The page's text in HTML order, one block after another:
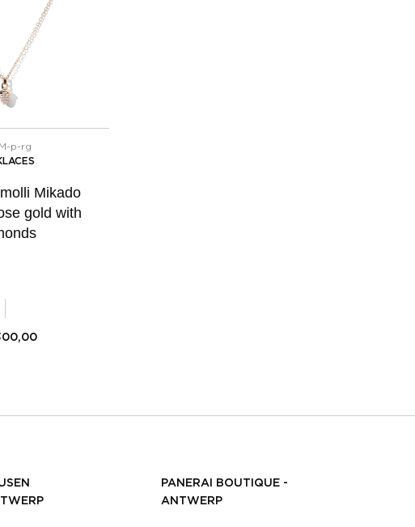
p-rg
Mikado
gold with
PANERAI BOUTIQUE -
ANTWERP